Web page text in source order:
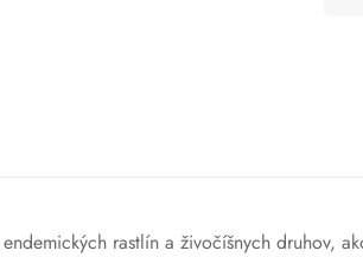
rastlín a živočíšnych druhov,